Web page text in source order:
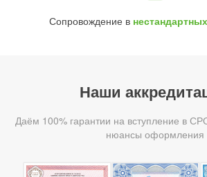
Сопровождение в
Наши
Даём 100% гарантии на вступление в
нюансы оформления